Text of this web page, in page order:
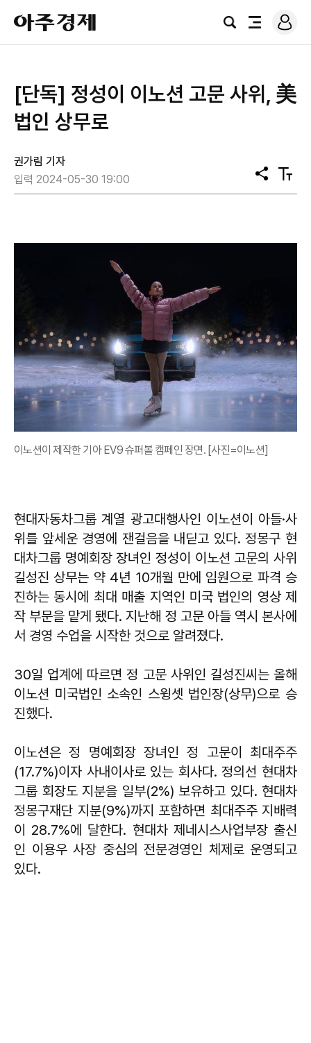
아
주
경
검
전
로
그
[단독] 정성이 이노션 고문 사위, 美
법인 상무로
권가림 기자
입력 2024-05-30 19:00
공
유
텍
스
이노션이 제작한 기아 EV9 슈퍼볼 캠페인 장면. [사진=이노션]
현대자동차그룹 계열 광고대행사인 이노션이 아들·사
위를 앞세운 경영에 잰걸음을 내딛고 있다. 정몽구 현
대차그룹 명예회장 장녀인 정성이 이노션 고문의 사위
길성진 상무는 약 4년 10개월 만에 임원으로 파격 승
진하는 동시에 최대 매출 지역인 미국 법인의 영상 제
작 부문을 맡게 됐다. 지난해 정 고문 아들 역시 본사에
서 경영 수업을 시작한 것으로 알려졌다.
30일 업계에 따르면 정 고문 사위인 길성진씨는 올해
이노션 미국법인 소속인 스윙셋 법인장(상무)으로 승
진했다.
이노션은 정 명예회장 장녀인 정 고문이 최대주주
(17.7%)이자 사내이사로 있는 회사다. 정의선 현대차
그룹 회장도 지분을 일부(2%) 보유하고 있다. 현대차
정몽구재단 지분(9%)까지 포함하면 최대주주 지배력
이 28.7%에 달한다. 현대차 제네시스사업부장 출신
인 이용우 사장 중심의 전문경영인 체제로 운영되고
있다.